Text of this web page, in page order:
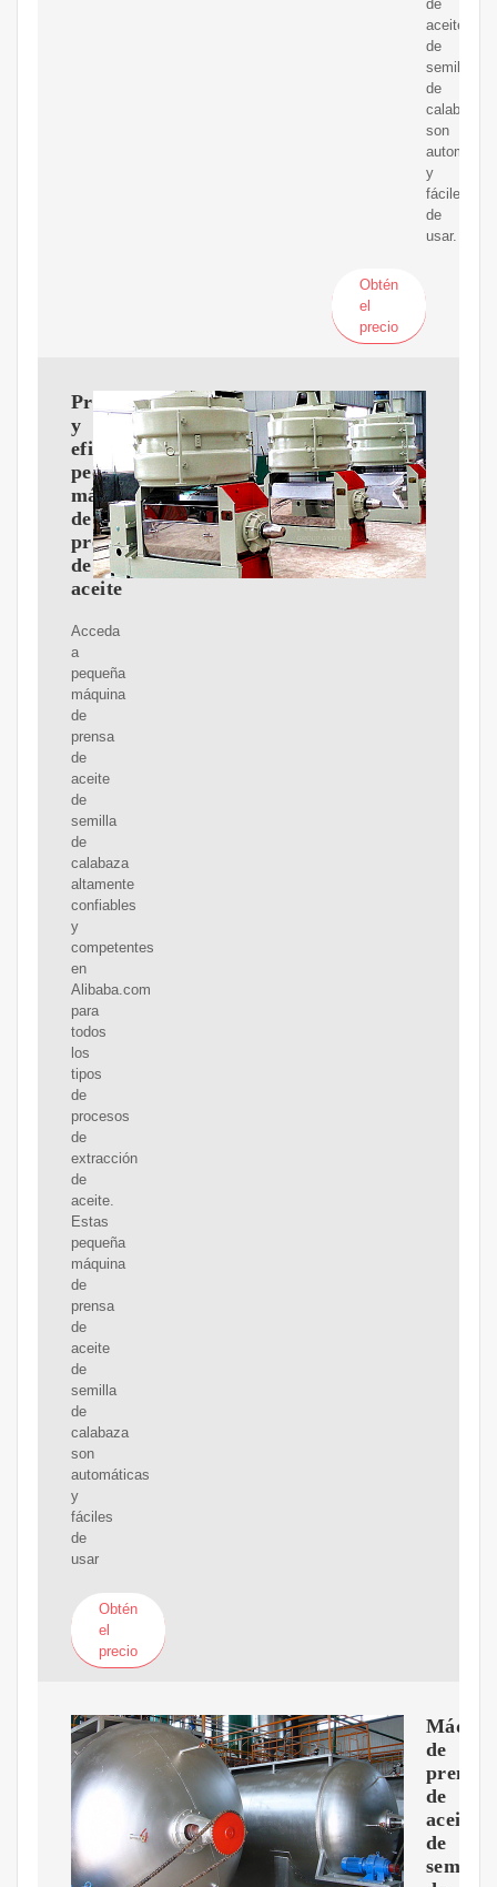
de
aceite
de
semilla
de
calabaza
son
y
fáciles
de
usar.
Obtén
el
precio
Profesional
y
eficiente
pequeña
máquina
de
prensa
de
aceite
Acceda
a
pequeña
máquina
de
prensa
de
aceite
de
semilla
de
calabaza
altamente
confiables
y
competentes
en
Alibaba.com
para
todos
los
tipos
de
procesos
de
extracción
de
aceite.
Estas
pequeña
máquina
de
prensa
de
aceite
de
semilla
de
calabaza
son
automáticas
y
fáciles
de
usar
Obtén
el
precio
de
prensa
de
aceite
de
semillas